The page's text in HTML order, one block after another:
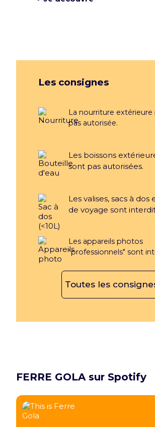
Les consignes
La nourriture extérieure
pas autorisée.
Les boissons
sont pas autorisées.
Les valises, sacs à dos
de voyage sont
Les appareils photos
"professionnels" sont
Toutes les
FERRE GOLA sur Spotify